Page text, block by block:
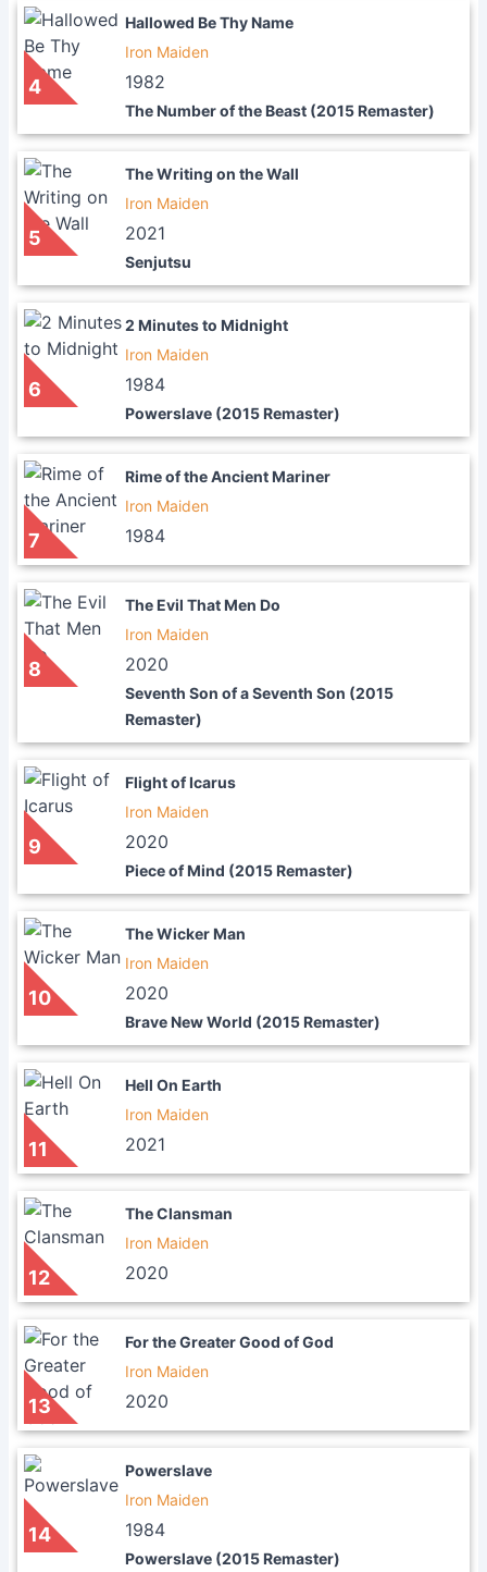
4
Hallowed Be Thy Name
Iron Maiden
1982
The Number of the Beast (2015 Remaster)
5
The Writing on the Wall
Iron Maiden
2021
Senjutsu
6
2 Minutes to Midnight
Iron Maiden
1984
Powerslave (2015 Remaster)
7
Rime of the Ancient Mariner
Iron Maiden
1984
8
The Evil That Men Do
Iron Maiden
2020
Seventh Son of a Seventh Son (2015
Remaster)
9
Flight of Icarus
Iron Maiden
2020
Piece of Mind (2015 Remaster)
10
The Wicker Man
Iron Maiden
2020
Brave New World (2015 Remaster)
11
Hell On Earth
Iron Maiden
2021
12
The Clansman
Iron Maiden
2020
13
For the Greater Good of God
Iron Maiden
2020
14
Powerslave
Iron Maiden
1984
Powerslave (2015 Remaster)